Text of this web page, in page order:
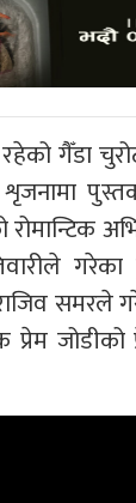
गैँडा
रोमान्टिक
गरेका
राजिव
जोडीको